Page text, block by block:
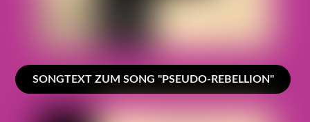
SONGTEXT ZUM SONG "PSEUDO-REBELLION"